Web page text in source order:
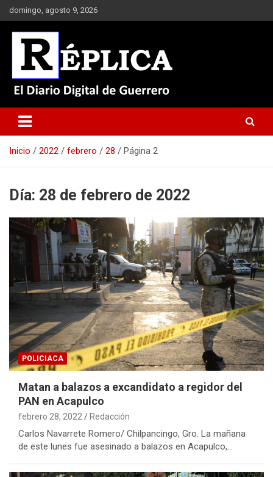
Saltar
al
contenido
domingo, agosto 9, 2026
Réplica
Inicio 2022 febrero 28 Página 2
Día: 28 de febrero de 2022
POLICIACA
Matan a balazos a excandidato a regidor del
PAN en Acapulco
febrero 28, 2022 Redacción
Carlos Navarrete Romero/ Chilpancingo, Gro. La mañana
de este lunes fue asesinado a balazos en Acapulco,…